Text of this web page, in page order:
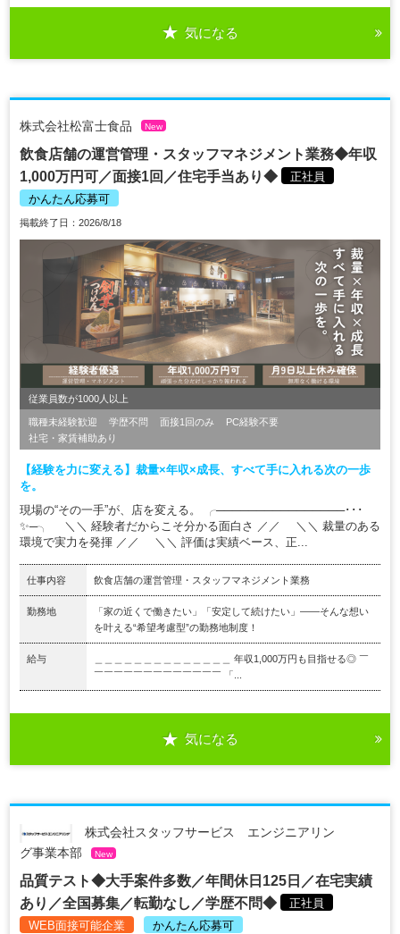
気になる
株式会社松富士食品 New
飲食店舗の運営管理・スタッフマネジメント業務◆年収
1,000万円可／面接1回／住宅手当あり◆
正社員
かんたん応募可
掲載終了日：2026/8/18
従業員数が1000人以上
職種未経験歓迎 学歴不問 面接1回のみ
PC経験不要
社宅・家賃補助あり
【経験を力に変える】裁量×年収×成長、すべて手に入れる次の一歩
を。
現場の“その一手”が、店を変える。 ╭────────────────･･･
✨─╮ ＼＼ 経験者だからこそ分かる面白さ ／／ ＼＼ 裁量のある
環境で実力を発揮 ／／ ＼＼ 評価は実績ベース、正...
仕事内容 飲食店舗の運営管理・スタッフマネジメント業務
勤務地
「家の近くで働きたい」「安定して続けたい」――そんな想い
を叶える“希望考慮型”の勤務地制度！
給与
＿＿＿＿＿＿＿＿＿＿＿＿＿＿ 年収1,000万円も目指せる◎ ￣
￣￣￣￣￣￣￣￣￣￣￣￣￣ 「...
気になる
株式会社スタッフサービス エンジニアリン
グ事業本部
New
品質テスト◆大手案件多数／年間休日125日／在宅実績
あり／全国募集／転勤なし／学歴不問◆
正社員
WEB面接可能企業
かんたん応募可